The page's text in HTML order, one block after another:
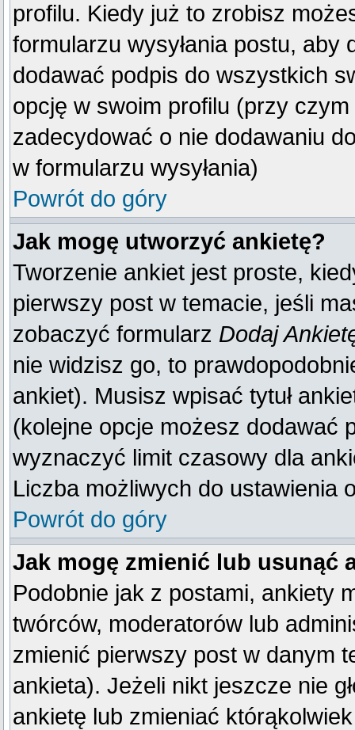
profilu. Kiedy już to zrobisz
formularzu wysyłania postu,
dodawać podpis do wszystkich
opcję w swoim profilu (przy
zadecydować o nie dodawaniu
w formularzu wysyłania)
Powrót do góry
Jak mogę utworzyć ankietę?
Tworzenie ankiet jest proste,
pierwszy post w temacie, jeśli
zobaczyć formularz Dodaj
nie widzisz go, to
ankiet). Musisz wpisać tytuł
(kolejne opcje możesz dodawać
wyznaczyć limit czasowy dla
Liczba możliwych do ustawienia
Powrót do góry
Jak mogę zmienić lub usunąć
Podobnie jak z postami, ankiety
twórców, moderatorów lub
zmienić pierwszy post w danym
ankieta). Jeżeli nikt jeszcze nie
ankietę lub zmieniać